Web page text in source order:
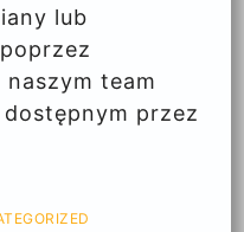
lub
team
przez